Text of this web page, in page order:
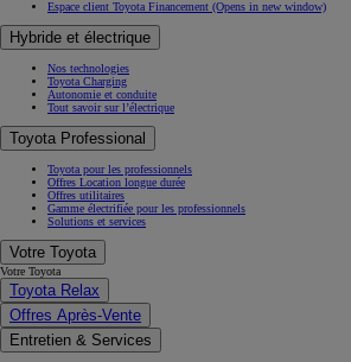
Espace client Toyota Financement (Opens in new window)
Hybride et électrique
Nos technologies
Toyota Charging
Autonomie et conduite
Tout savoir sur l’électrique
Toyota Professional
Toyota pour les professionnels
Offres Location longue durée
Offres utilitaires
Gamme électrifiée pour les professionnels
Solutions et services
Votre Toyota
Votre Toyota
Toyota Relax
Offres Après-Vente
Entretien & Services